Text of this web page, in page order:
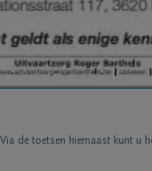
Via de toetsen hiernaast kunt u